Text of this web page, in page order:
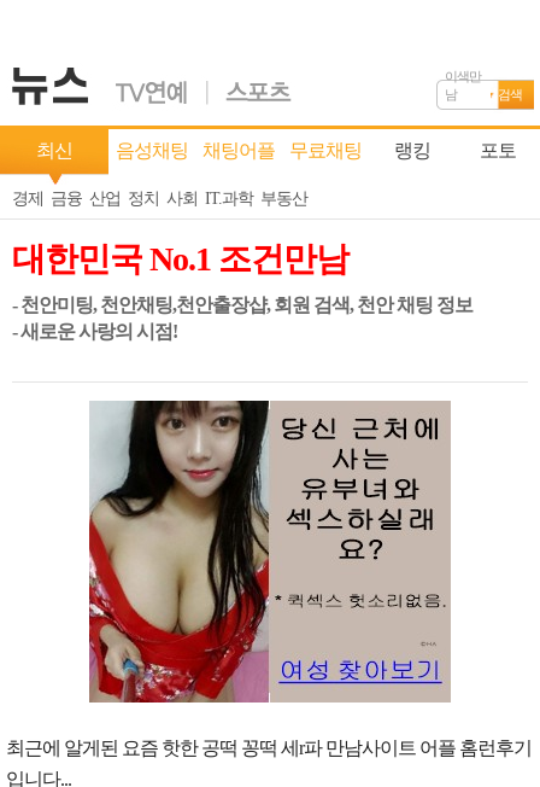
이색만
남
검색
최신 음성채팅 채팅어플 무료채팅 랭킹 포토
경제 금융 산업 정치 사회 IT.과학 부동산
대한민국 No.1 조건만남
- 천안미팅, 천안채팅,천안출장샵, 회원 검색, 천안 채팅 정보
- 새로운 사랑의 시점!
최근에 알게된 요즘 핫한 공떡 꽁떡 세r파 만남사이트 어플 홈런후기
입니다...